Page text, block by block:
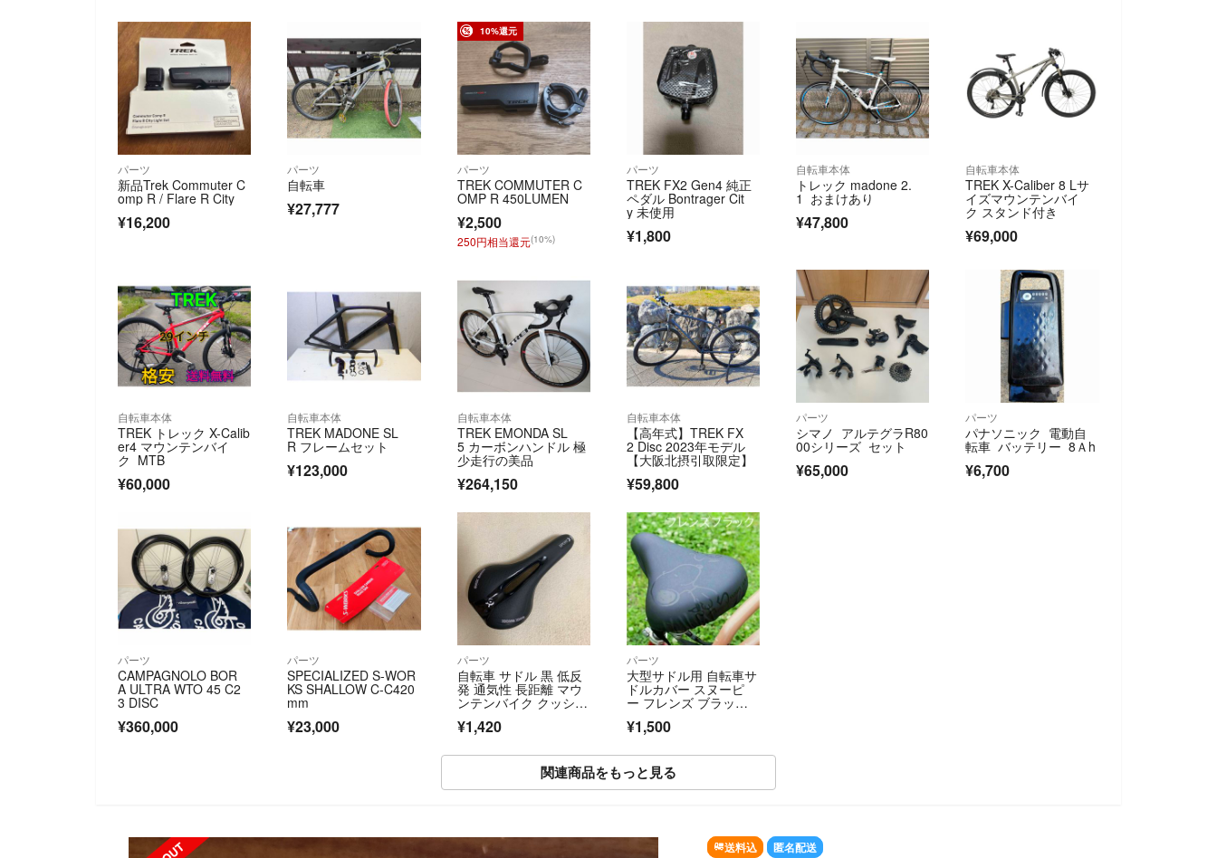
パーツ
新品Trek Commuter C
omp R / Flare R City
¥16,200
パーツ
自転車
¥27,777
10%還元
パーツ
TREK COMMUTER C
OMP R 450LUMEN
¥2,500
250円相当還元(10%)
パーツ
TREK FX2 Gen4 純正
ペダル Bontrager Cit
y 未使用
¥1,800
自転車本体
トレック madone 2.
1 おまけあり
¥47,800
自転車本体
TREK X-Caliber 8 Lサ
イズマウンテンバイ
ク スタンド付き
¥69,000
自転車本体
TREK トレック X-Calib
er4 マウンテンバイ
ク MTB
¥60,000
自転車本体
TREK MADONE SL
R フレームセット
¥123,000
自転車本体
TREK EMONDA SL
5 カーボンハンドル 極
少走行の美品
¥264,150
自転車本体
【高年式】TREK FX
2 Disc 2023年モデル
【大阪北摂引取限定】
¥59,800
パーツ
シマノ アルテグラR80
00シリーズ セット
¥65,000
パーツ
パナソニック 電動自
転車 バッテリー 8Ａh
¥6,700
パーツ
CAMPAGNOLO BOR
A ULTRA WTO 45 C2
3 DISC
¥360,000
パーツ
SPECIALIZED S-WOR
KS SHALLOW C-C420
mm
¥23,000
パーツ
自転車 サドル 黒 低反
発 通気性 長距離 マウ
ンテンバイク クッショ
¥1,420
パーツ
大型サドル用 自転車サ
ドルカバー スヌーピ
ー フレンズ ブラッ
¥1,500
関連商品をもっと見る
SOLD OUT SOLD OUT
送料込 匿名配送